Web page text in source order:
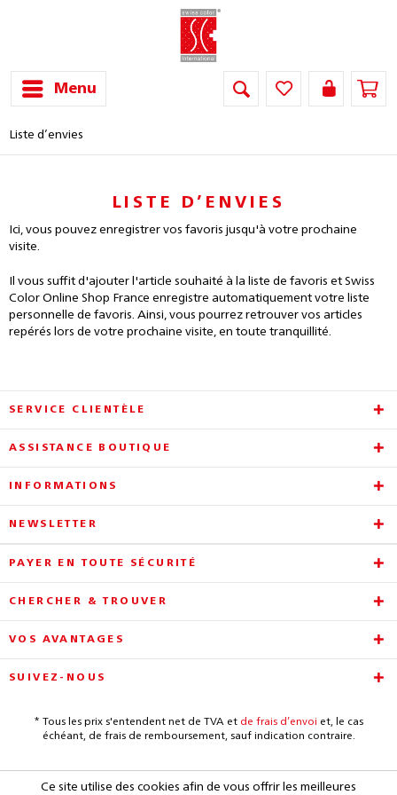
Menu
Liste d’envies
LISTE D’ENVIES
Ici, vous pouvez enregistrer vos favoris jusqu'à votre prochaine
visite.
Il vous suffit d'ajouter l'article souhaité à la liste de favoris et Swiss
Color Online Shop France enregistre automatiquement votre liste
personnelle de favoris. Ainsi, vous pourrez retrouver vos articles
repérés lors de votre prochaine visite, en toute tranquillité.
SERVICE CLIENTÈLE
ASSISTANCE BOUTIQUE
INFORMATIONS
NEWSLETTER
PAYER EN TOUTE SÉCURITÉ
CHERCHER & TROUVER
VOS AVANTAGES
SUIVEZ-NOUS
* Tous les prix s'entendent net de TVA et de frais d’envoi et, le cas
échéant, de frais de remboursement, sauf indication contraire.
Ce site utilise des cookies afin de vous offrir les meilleures